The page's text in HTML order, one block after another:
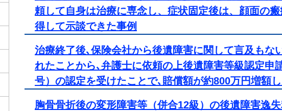
頼して自身は治療に専念し、症状固定後は、顔面の
得して示談できた事例
治療終了後､保険会社から後遺障害に関して言及もな
れたことから､弁護士に依頼の上後遺障害等級認定申
号）の認定を受けたことで､賠償額が約800万円増額
胸骨骨折後の変形障害等（併合12級）の後遺障害逸